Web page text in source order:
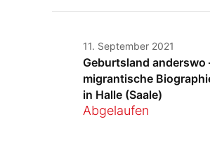
11. September 2021
Geburtsland anderswo
migrantische
in Halle (Saale)
Abgelaufen